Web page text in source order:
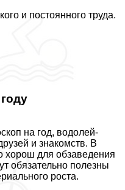
и постоянного труда.
на год, водолей-
и знакомств. В
хорош для обзаведения
обязательно полезны
роста.